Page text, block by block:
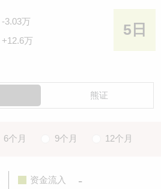
-3.03万
+12.6万
5日
熊证
6个月 9个月 12个月
资金流入 -